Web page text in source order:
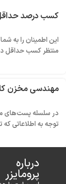
این اطمینان را به
بهترین
در سلسله پست‌های
توجه به اطلاعاتی
درباره‌
پرومایزر